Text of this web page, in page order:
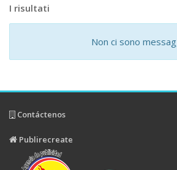
I risultati
Non ci sono
Contáctenos
Publirecreate